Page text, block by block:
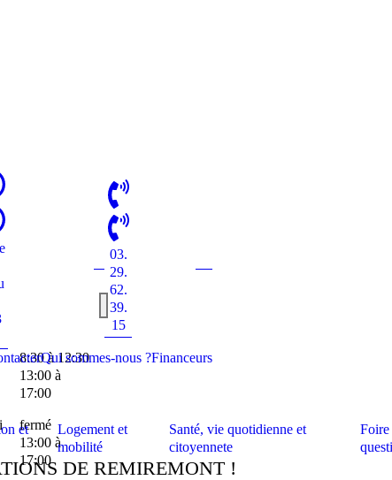
8:30 à 12:30
13:00 à
17:00
fermé
13:00 à
17:00
03.
29.
62.
39.
15
et
Logement et
mobilité
Santé, vie quotidienne et
citoyennete
Foire
Qui sommes-nous ?Financeurs
DE REMIREMONT !